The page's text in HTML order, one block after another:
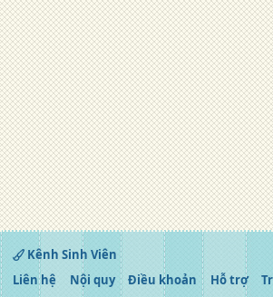
Kênh Sinh Viên
Liên hệ
Nội quy Điều khoản Hỗ trợ